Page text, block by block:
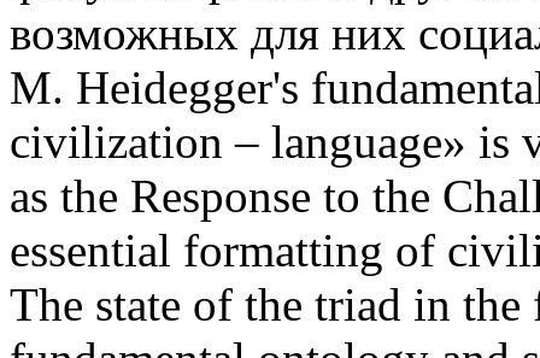
возможных для них
M. Heidegger's
civilization – language» is
as the Response to the
essential formatting of
The state of the triad in